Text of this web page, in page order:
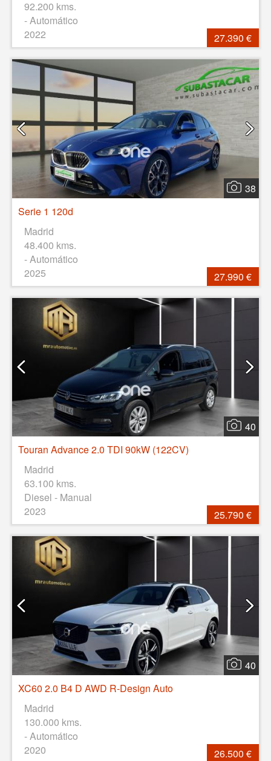
92.200 kms.
- Automático
2022
27.390 €
38
Serie 1 120d
Madrid
48.400 kms.
- Automático
2025
27.990 €
40
Touran Advance 2.0 TDI 90kW (122CV)
Madrid
63.100 kms.
Diesel - Manual
2023
25.790 €
40
XC60 2.0 B4 D AWD R-Design Auto
Madrid
130.000 kms.
- Automático
2020
26.500 €